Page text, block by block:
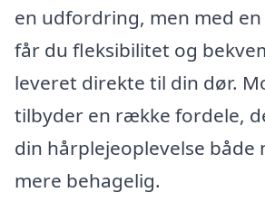
en udfordring, men med
får du fleksibilitet og
leveret direkte til din dør.
tilbyder en række fordele,
din hårplejeoplevelse både
mere behagelig.